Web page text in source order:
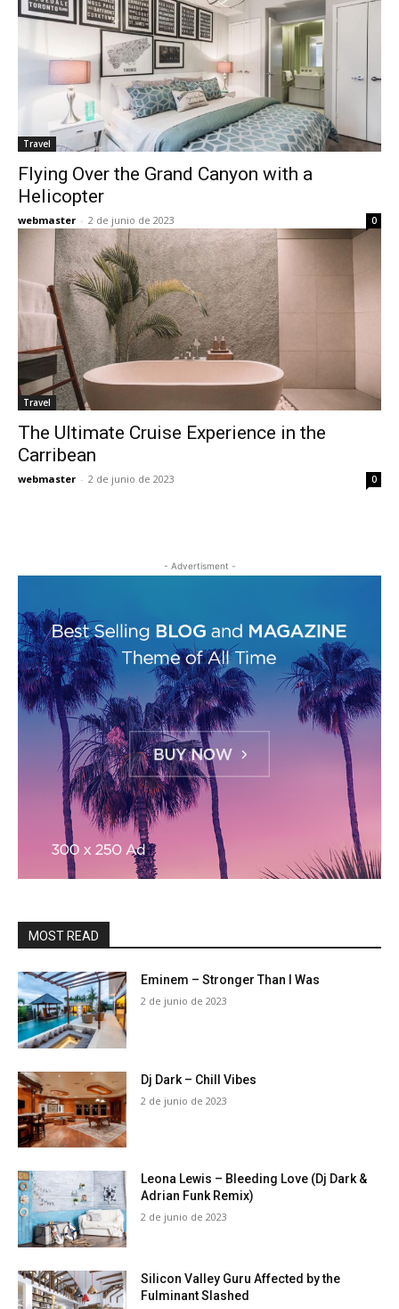
Travel
Flying Over the Grand Canyon with a
Helicopter
webmaster - 2 de junio de 2023 0
Travel
The Ultimate Cruise Experience in the
Carribean
webmaster - 2 de junio de 2023 0
- Advertisment -
MOST READ
Eminem – Stronger Than I Was
2 de junio de 2023
Dj Dark – Chill Vibes
2 de junio de 2023
Leona Lewis – Bleeding Love (Dj Dark &
Adrian Funk Remix)
2 de junio de 2023
Silicon Valley Guru Affected by the
Fulminant Slashed